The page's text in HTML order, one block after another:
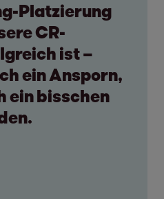
Platzierung
CR-
ist –
ein Ansporn,
ein bisschen